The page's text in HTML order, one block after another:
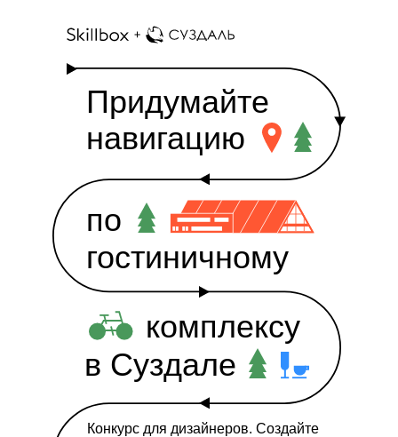
Придумайте
Конкурс для дизайнеров. Создайте
по
комплексу
гостиничному
в Суздале
навигацию